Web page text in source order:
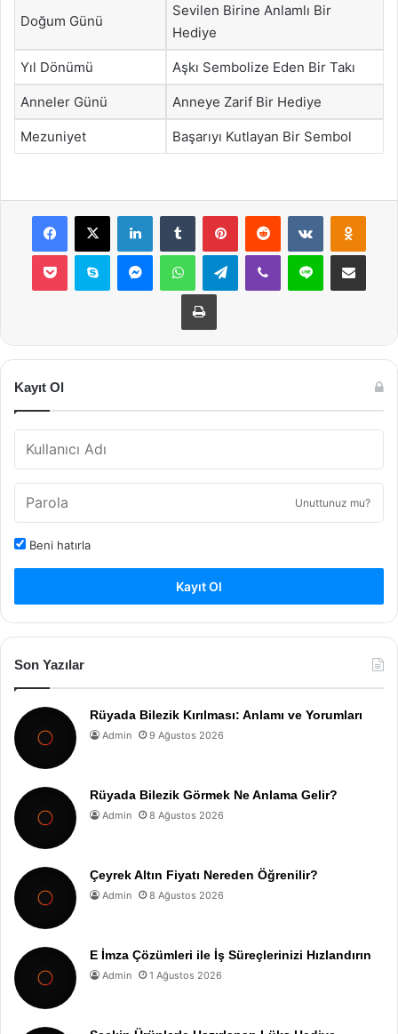
Doğum Günü
Sevilen Birine Anlamlı Bir
Hediye
Yıl Dönümü Aşkı Sembolize Eden Bir Takı
Anneler Günü Anneye Zarif Bir Hediye
Mezuniyet Başarıyı Kutlayan Bir Sembol
Facebook
X LinkedInTumblr PinterestReddit VKontakte
Pocket Skype MessengerWhatsAppTelegramViber Line E-Posta ile
Yazdır
Kayıt Ol
Unuttunuz mu?
Beni hatırla
Kayıt Ol
Son Yazılar
Rüyada Bilezik Kırılması: Anlamı ve Yorumları
Admin 9 Ağustos 2026
Rüyada Bilezik Görmek Ne Anlama Gelir?
Admin 8 Ağustos 2026
Çeyrek Altın Fiyatı Nereden Öğrenilir?
Admin 8 Ağustos 2026
E İmza Çözümleri ile İş Süreçlerinizi Hızlandırın
Admin 1 Ağustos 2026